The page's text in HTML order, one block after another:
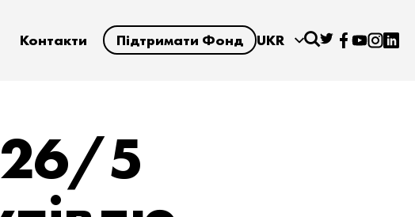
Контакти Підтримати Фонд UKR
5